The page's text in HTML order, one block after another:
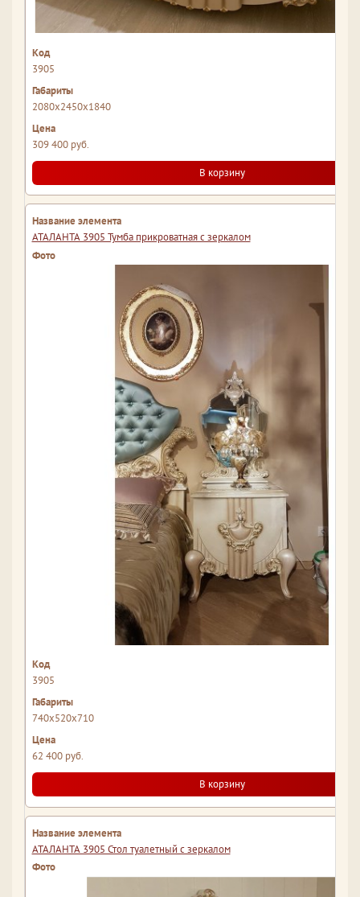
3905
2080x2450x1840
309 400 руб.
В корзину
АТАЛАНТА 3905 Тумба прикроватная с зеркалом
3905
740x520x710
62 400 руб.
В корзину
АТАЛАНТА 3905 Стол туалетный с зеркалом